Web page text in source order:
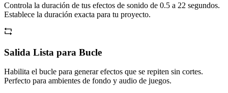
Controla la duración de tus efectos de sonido de 0.5 a 22 segundos.
Establece la duración exacta para tu proyecto.
Salida Lista para Bucle
Habilita el bucle para generar efectos que se repiten sin cortes.
Perfecto para ambientes de fondo y audio de juegos.